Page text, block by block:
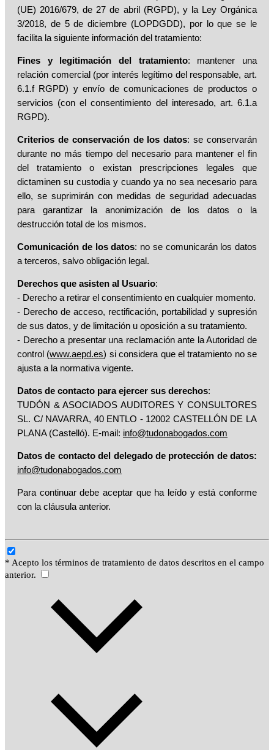
(UE) 2016/679, de 27 de abril (RGPD), y la Ley Orgánica
3/2018, de 5 de diciembre (LOPDGDD), por lo que se le
facilita la siguiente información del tratamiento:
Fines y legitimación del tratamiento: mantener una
relación comercial (por interés legítimo del responsable, art.
6.1.f RGPD) y envío de comunicaciones de productos o
servicios (con el consentimiento del interesado, art. 6.1.a
RGPD).
Criterios de conservación de los datos: se conservarán
durante no más tiempo del necesario para mantener el fin
del tratamiento o existan prescripciones legales que
dictaminen su custodia y cuando ya no sea necesario para
ello, se suprimirán con medidas de seguridad adecuadas
para garantizar la anonimización de los datos o la
destrucción total de los mismos.
Comunicación de los datos: no se comunicarán los datos
a terceros, salvo obligación legal.
Derechos que asisten al Usuario:
- Derecho a retirar el consentimiento en cualquier momento.
- Derecho de acceso, rectificación, portabilidad y supresión
de sus datos, y de limitación u oposición a su tratamiento.
- Derecho a presentar una reclamación ante la Autoridad de
control (www.aepd.es) si considera que el tratamiento no se
ajusta a la normativa vigente.
Datos de contacto para ejercer sus derechos:
TUDÓN & ASOCIADOS AUDITORES Y CONSULTORES
SL. C/ NAVARRA, 40 ENTLO - 12002 CASTELLÓN DE LA
PLANA (Castelló). E-mail: info@tudonabogados.com
Datos de contacto del delegado de protección de datos:
info@tudonabogados.com
Para continuar debe aceptar que ha leído y está conforme
con la cláusula anterior.
* Acepto los términos de tratamiento de datos descritos en el campo
anterior.